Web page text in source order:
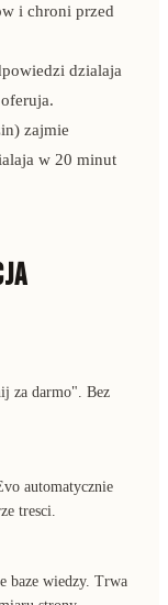
i chroni przed
dzialaja
zajmie
w 20 minut
za darmo". Bez
automatycznie
tresci.
baze wiedzy. Trwa